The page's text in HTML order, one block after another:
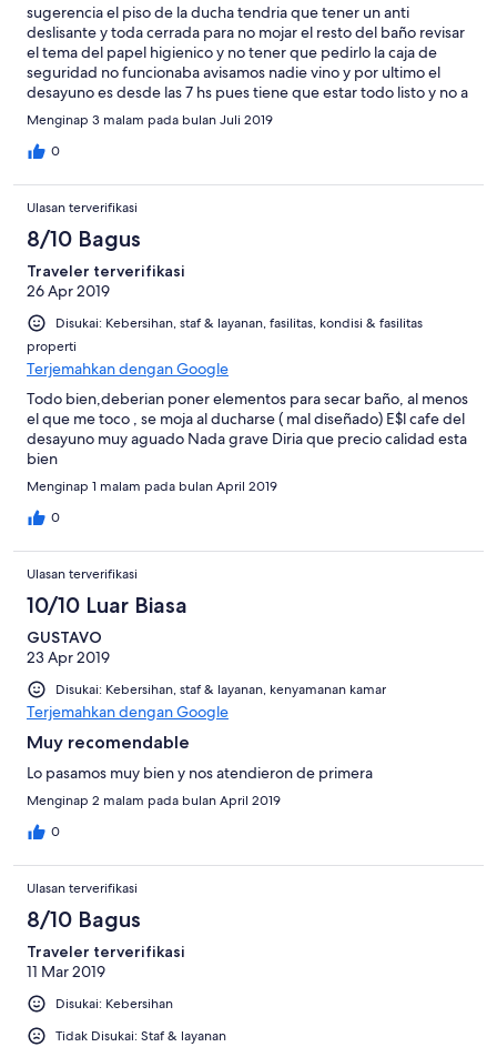
sugerencia el piso de la ducha tendria que tener un anti
deslisante y toda cerrada para no mojar el resto del baño revisar
el tema del papel higienico y no tener que pedirlo la caja de
seguridad no funcionaba avisamos nadie vino y por ultimo el
desayuno es desde las 7 hs pues tiene que estar todo listo y no a
medio servir. muchas gracias.
Menginap 3 malam pada bulan Juli 2019
0
Ulasan terverifikasi
8/10 Bagus
Traveler terverifikasi
26 Apr 2019
Disukai: Kebersihan, staf & layanan, fasilitas, kondisi & fasilitas
properti
Terjemahkan dengan Google
Todo bien,deberian poner elementos para secar baño, al menos
el que me toco , se moja al ducharse ( mal diseñado) E$l cafe del
desayuno muy aguado Nada grave Diria que precio calidad esta
bien
Menginap 1 malam pada bulan April 2019
0
Ulasan terverifikasi
10/10 Luar Biasa
GUSTAVO
23 Apr 2019
Disukai: Kebersihan, staf & layanan, kenyamanan kamar
Terjemahkan dengan Google
Muy recomendable
Lo pasamos muy bien y nos atendieron de primera
Menginap 2 malam pada bulan April 2019
0
Ulasan terverifikasi
8/10 Bagus
Traveler terverifikasi
11 Mar 2019
Disukai: Kebersihan
Tidak Disukai: Staf & layanan